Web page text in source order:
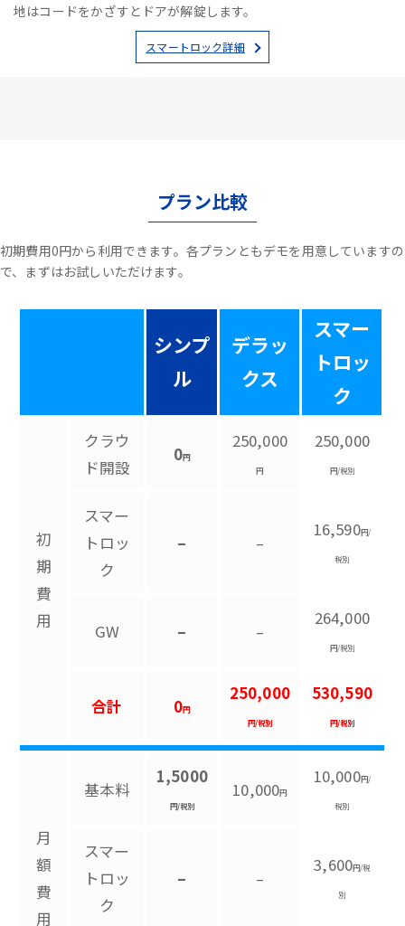
地はコードをかざすとドアが解錠します。
スマートロック詳細
プラン比較
初期費用0円から利用できます。各プランともデモを用意していますの
で、まずはお試しいただけます。
シンプ
ル
デラッ
クス
スマー
トロッ
ク
初
期
費
用
クラウ
ド開設
0円
250,000
円
250,000
円/税別
スマー
トロッ
ク
– –
16,590円/
税別
GW – –
264,000
円/税別
合計 0円
250,000
円/税別
530,590
円/税別
月
額
費
用
基本料
1,5000
円/税別
10,000円
10,000円/
税別
スマー
トロッ
ク
– –
3,600円/税
別